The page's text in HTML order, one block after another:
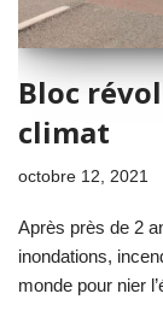
Bloc
climat
octobre 12, 2021
Après près de 2
inondations,
monde pour nier